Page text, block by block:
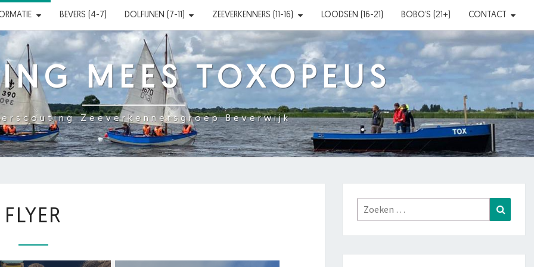
BEVERS (4-7) DOLFIJNEN (7-11) ZEEVERKENNERS (11-16) LOODSEN (16-21) BOBO’S (21+) CONTACT
MEES TOXOPEUS
Zeeverkennersgroep Beverwijk
FLYER
Zoeken
naar: